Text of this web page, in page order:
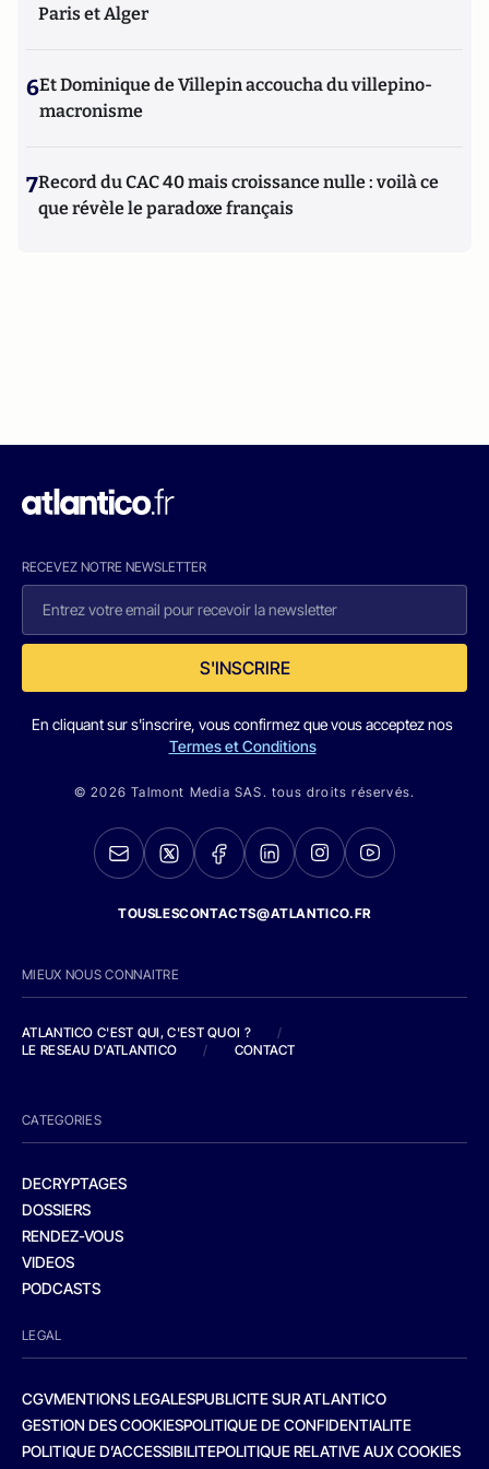
Paris et Alger
6Et Dominique de Villepin accoucha du villepino-
macronisme
7Record du CAC 40 mais croissance nulle : voilà ce
que révèle le paradoxe français
RECEVEZ NOTRE NEWSLETTER
S'INSCRIRE
En cliquant sur s'inscrire, vous confirmez que vous acceptez nos
Termes et Conditions
© 2026 Talmont Media SAS. tous droits réservés.
TOUSLESCONTACTS@ATLANTICO.FR
MIEUX NOUS CONNAITRE
ATLANTICO C'EST QUI, C'EST QUOI ?
/
LE RESEAU D'ATLANTICO
/ CONTACT
CATEGORIES
DECRYPTAGES
DOSSIERS
RENDEZ-VOUS
VIDEOS
PODCASTS
LEGAL
CGVMENTIONS LEGALESPUBLICITE SUR ATLANTICO
GESTION DES COOKIESPOLITIQUE DE CONFIDENTIALITE
POLITIQUE D’ACCESSIBILITEPOLITIQUE RELATIVE AUX COOKIES